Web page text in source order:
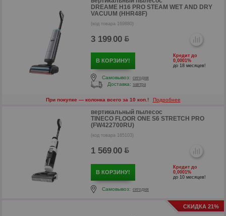
р
DREAME H16 PRO STEAM WET AND DRY
VACUUM (HHR48F)
(код товара 169880)
3 199.00
В КОРЗИНУ!
Кредит до
0,0001%
до 18 месяцев!
Самовывоз: сегодня
Доставка: завтра
При покупке — колонка всего за 10 коп.! Подробнее
вертикальный пылесос
TINECO FLOOR ONE S6 STRETCH PRO
(FW422700RU)
(код товара 165103)
1 569.00
В КОРЗИНУ!
Кредит до
0,0001%
до 10 месяцев!
Самовывоз: сегодня
СКИДКА 21%